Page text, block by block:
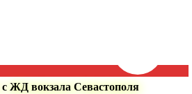
с ЖД вокзала Севастополя